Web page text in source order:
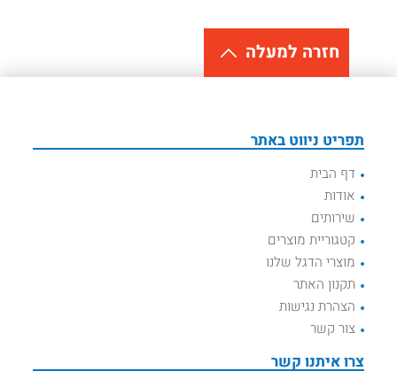
חזרה למעלה
תפריט ניווט באתר
דף הבית
אודות
שירותים
קטגוריית מוצרים
מוצרי הדגל שלנו
תקנון האתר
הצהרת נגישות
צור קשר
צרו איתנו קשר